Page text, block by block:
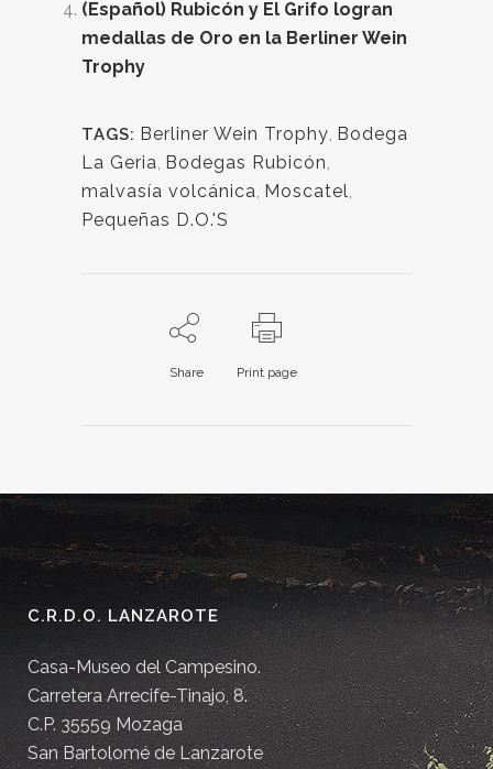
(Español) Rubicón y El Grifo logran
medallas de Oro en la Berliner Wein
Trophy
TAGS: Berliner Wein Trophy Bodega
La Geria Bodegas Rubicón
malvasía volcánica Moscatel
Pequeñas D.O.'S
Share Print page
C.R.D.O. LANZAROTE
Casa-Museo del Campesino.
Carretera Arrecife-Tinajo, 8.
C.P. 35559 Mozaga
San Bartolomé de Lanzarote